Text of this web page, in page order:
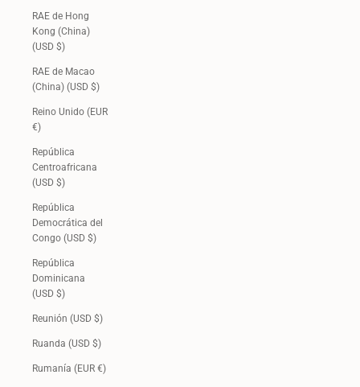
RAE de Hong
Kong (China)
(USD $)
RAE de Macao
(China) (USD $)
Reino Unido (EUR
€)
República
Centroafricana
(USD $)
República
Democrática del
Congo (USD $)
República
Dominicana
(USD $)
Reunión (USD $)
Ruanda (USD $)
Rumanía (EUR €)